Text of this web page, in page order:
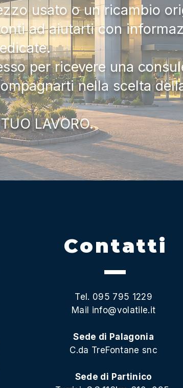
usato o un ricambio
ad aiutarti con
per ricevere una
nella scelta
LAVORO.
Contatti
Tel. 095 795 1229
Mail info@volatile.it
Sede di Palagonia
C.da TreFontane snc
Sede di Partinico